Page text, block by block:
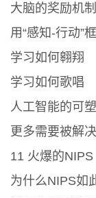
大脑的奖励机制
用“感知-行动”
学习如何翱翔
学习如何歌唱
人工智能的可
更多需要被解
11 火爆的NIPS
为什么NIPS如